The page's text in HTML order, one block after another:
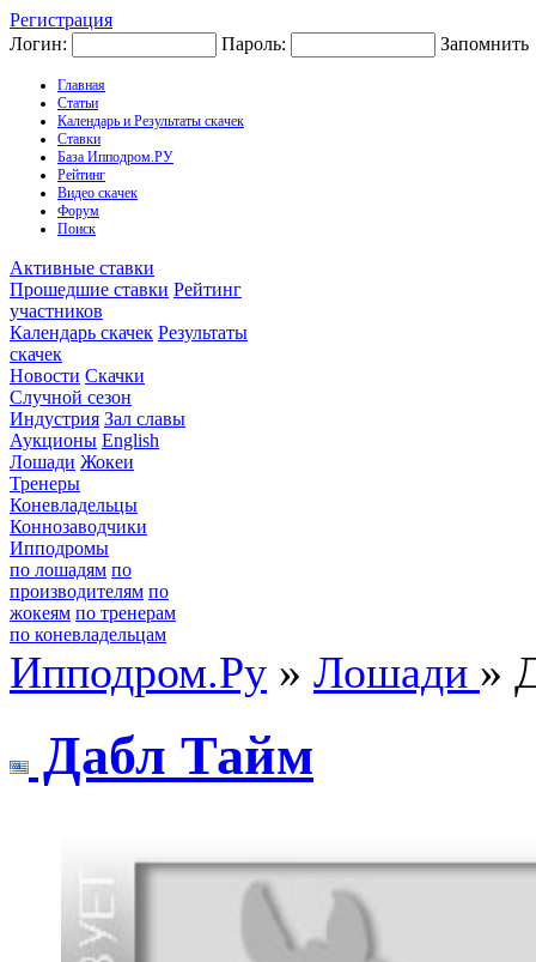
Регистрация
Логин:
Пароль: Запомнить
Главная
Статьи
Календарь и Результаты скачек
Ставки
База Ипподром.РУ
Рейтинг
Видео скачек
Форум
Поиск
Активные ставки
Прошедшие ставки Рейтинг
участников
Календарь скачек Результаты
скачек
Новости Скачки
Случной сезон
Индустрия Зал славы
Аукционы English
Лошади Жокеи
Тренеры
Коневладельцы
Коннозаводчики
Ипподромы
по лошадям по
производителям по
жокеям по тренерам
по коневладельцам
Ипподром.Ру » Лошади »
Дабл Тайм